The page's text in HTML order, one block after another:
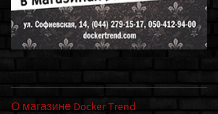
О магазине Docker Trend